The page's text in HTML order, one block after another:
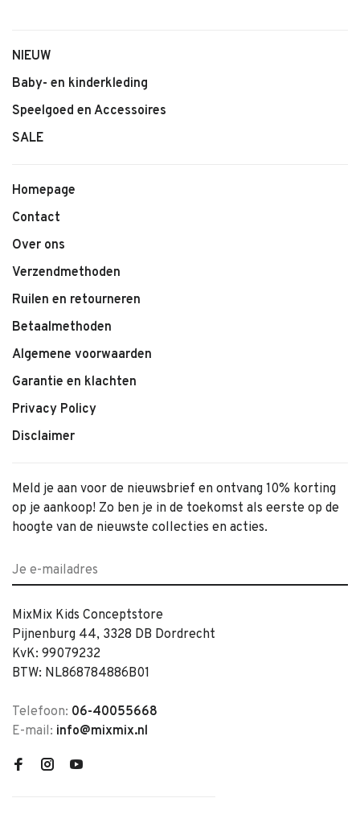
• T-shirt SS van Huttelihut
• Kleur: Antique White
• Comfortabele pasvorm
• Tijdloze basic
NIEUW
Baby- en kinderkleding
Speelgoed en Accessoires
SALE
Homepage
Contact
Over ons
Verzendmethoden
Ruilen en retourneren
Betaalmethoden
Algemene voorwaarden
Garantie en klachten
Privacy Policy
Disclaimer
Meld je aan voor de nieuwsbrief en ontvang 10% korting
op je aankoop! Zo ben je in de toekomst als eerste op de
hoogte van de nieuwste collecties en acties.
MixMix Kids Conceptstore
Pijnenburg 44, 3328 DB Dordrecht
KvK: 99079232
BTW: NL868784886B01
Telefoon: 06-40055668
E-mail: info@mixmix.nl